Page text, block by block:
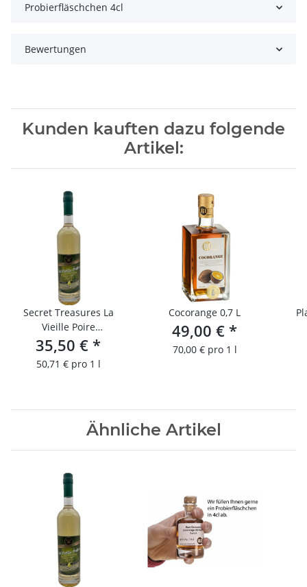
Probierfläschchen 4cl
Bewertungen
Kunden kauften dazu folgende
Artikel:
Secret Treasures La
Vieille Poire
(Birnenbrand)
35,50 € *
50,71 € pro 1 l
Cocorange 0,7 L
49,00 € *
70,00 € pro 1 l
Ähnliche Artikel